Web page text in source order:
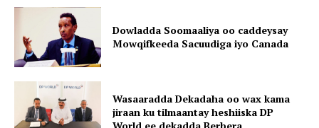
Dowladda Soomaaliya oo caddeysay
Mowqifkeeda Sacuudiga iyo Canada
Wasaaradda Dekadaha oo wax kama
jiraan ku tilmaantay heshiiska DP
World ee dekadda Berbera